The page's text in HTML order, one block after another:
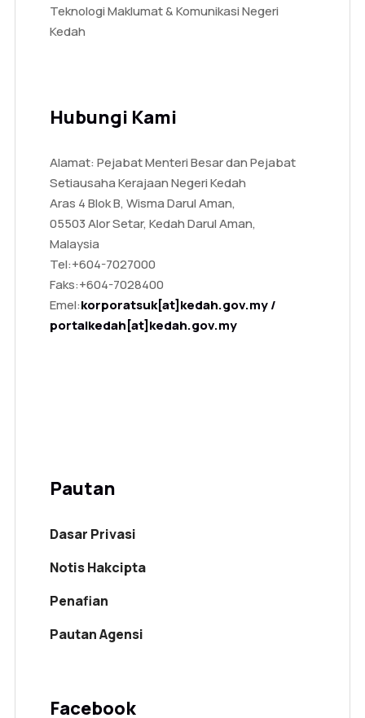
Teknologi Maklumat & Komunikasi Negeri
Kedah
Hubungi Kami
Alamat: Pejabat Menteri Besar dan Pejabat
Setiausaha Kerajaan Negeri Kedah
Aras 4 Blok B, Wisma Darul Aman,
05503 Alor Setar, Kedah Darul Aman,
Malaysia
Tel:+604-7027000
Faks:+604-7028400
Emel:korporatsuk[at]kedah.gov.my /
portalkedah[at]kedah.gov.my
Pautan
Dasar Privasi
Notis Hakcipta
Penafian
Pautan Agensi
Facebook